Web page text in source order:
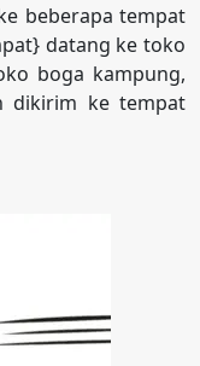
beberapa tempat
datang ke toko
boga kampung,
dikirim ke tempat